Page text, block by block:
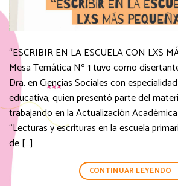
“ESCRIBIR EN LA ESCUELA CON LXS
Mesa Temática Nº 1 tuvo como
Dra. en Ciencias Sociales con
educativa, quien presentó parte del
trabajando en la Actualización
“Lecturas y escrituras en la escuela
de […]
CONTINUAR LEYENDO